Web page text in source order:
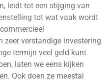
leidt tot een stijging van
tot wat vaak wordt
zeer verstandige investering
termijn veel geld kunt
laten we eens kijken
Ook doen ze meestal